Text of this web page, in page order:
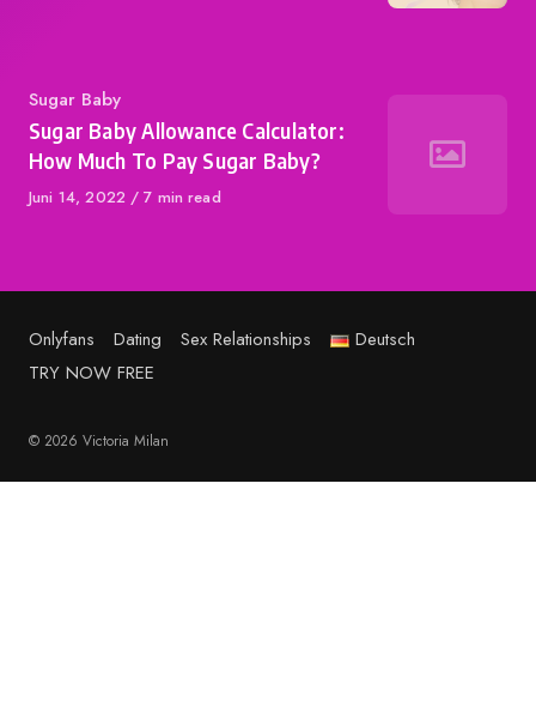
Category
Sugar Baby
Sugar Baby Allowance Calculator:
How Much To Pay Sugar Baby?
Published
Juni 14, 2022 7 min read
Onlyfans Dating Sex Relationships
Deutsch
TRY NOW FREE
© 2026 Victoria Milan